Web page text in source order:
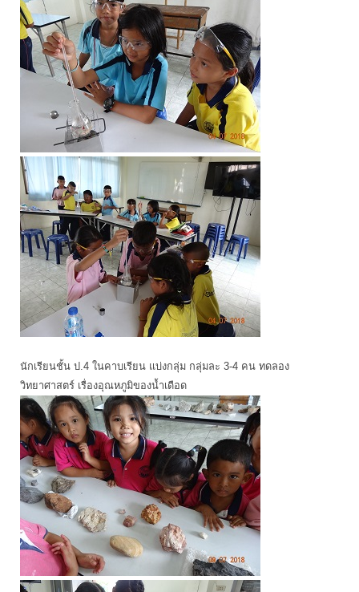
นักเรียนชั้น ป.4 ในคาบเรียน แบ่งกลุ่ม กลุ่มละ 3-4 คน ทดลอง
วิทยาศาสตร์ เรื่องอุณหภูมิของน้ำเดือด